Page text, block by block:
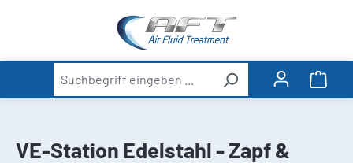
VE-Station Edelstahl - Zapf &